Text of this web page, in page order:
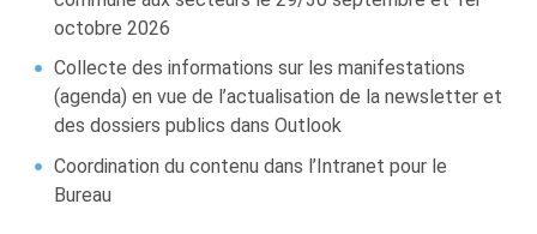
octobre 2026
Collecte des informations sur les manifestations
(agenda) en vue de l’actualisation de la newsletter et
des dossiers publics dans Outlook
Coordination du contenu dans l’Intranet pour le
Bureau